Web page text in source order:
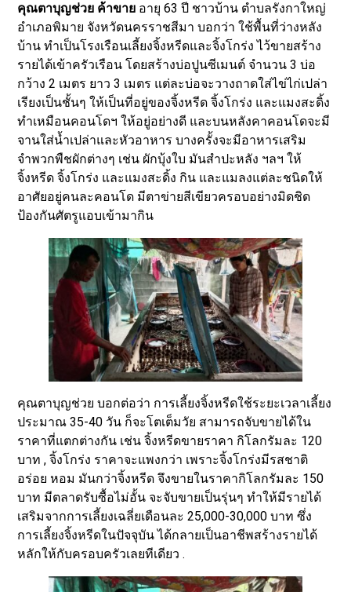
คุณตาบุญช่วย ค้าขาย อายุ 63 ปี ชาวบ้าน ตำบลรังกาใหญ่
อำเภอพิมาย จังหวัดนครราชสีมา บอกว่า ใช้พื้นที่ว่างหลัง
บ้าน ทำเป็นโรงเรือนเลี้ยงจิ้งหรีดและจิ้งโกร่ง ไว้ขายสร้าง
รายได้เข้าครัวเรือน โดยสร้างบ่อปูนซีเมนต์ จำนวน 3 บ่อ
กว้าง 2 เมตร ยาว 3 เมตร แต่ละบ่อจะวางถาดใส่ไข่ไก่เปล่า
เรียงเป็นชั้นๆ ให้เป็นที่อยู่ของจิ้งหรีด จิ้งโกร่ง และแมงสะดิ้ง
ทำเหมือนคอนโดฯ ให้อยู่อย่างดี และบนหลังคาคอนโดจะมี
จานใส่น้ำเปล่าและหัวอาหาร บางครั้งจะมีอาหารเสริม
จำพวกพืชผักต่างๆ เช่น ผักบุ้งใบ มันสำปะหลัง ฯลฯ ให้
จิ้งหรีด จิ้งโกร่ง และแมงสะดิ้ง กิน และแมลงแต่ละชนิดให้
อาศัยอยู่คนละคอนโด มีตาข่ายสีเขียวครอบอย่างมิดชิด
ป้องกันศัตรูแอบเข้ามากิน
คุณตาบุญช่วย บอกต่อว่า การเลี้ยงจิ้งหรีดใช้ระยะเวลาเลี้ยง
ประมาณ 35-40 วัน ก็จะโตเต็มวัย สามารถจับขายได้ใน
ราคาที่แตกต่างกัน เช่น จิ้งหรีดขายราคา กิโลกรัมละ 120
บาท , จิ้งโกร่ง ราคาจะแพงกว่า เพราะจิ้งโกร่งมีรสชาติ
อร่อย หอม มันกว่าจิ้งหรีด จึงขายในราคากิโลกรัมละ 150
บาท มีตลาดรับซื้อไม่อั้น จะจับขายเป็นรุ่นๆ ทำให้มีรายได้
เสริมจากการเลี้ยงเฉลี่ยเดือนละ 25,000-30,000 บาท ซึ่ง
การเลี้ยงจิ้งหรีดในปัจจุบัน ได้กลายเป็นอาชีพสร้างรายได้
หลักให้กับครอบครัวเลยทีเดียว .